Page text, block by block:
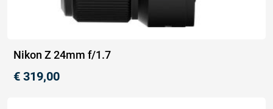
Nikon Z 24mm f/1.7
€ 319,00